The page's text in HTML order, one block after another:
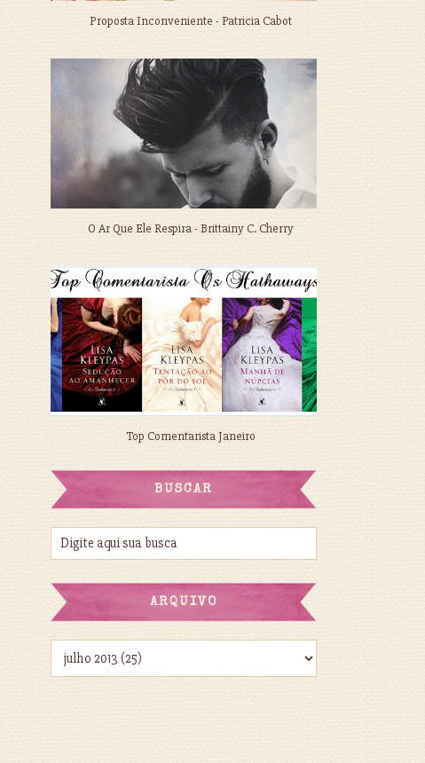
Proposta Inconveniente - Patricia Cabot
O Ar Que Ele Respira - Brittainy C. Cherry
Top Comentarista Janeiro
BUSCAR
ARQUIVO